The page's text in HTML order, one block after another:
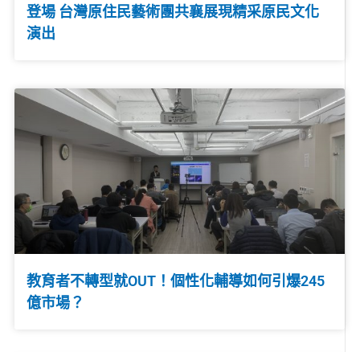
登場 台灣原住民藝術團共襄展現精采原民文化
演出
教育者不轉型就OUT！個性化輔導如何引爆245
億市場？